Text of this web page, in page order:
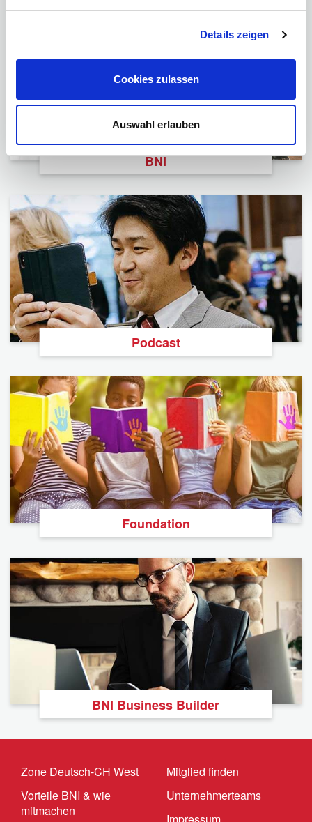
Details zeigen
Cookies zulassen
Auswahl erlauben
BNI
Podcast
Foundation
BNI Business Builder
Zone Deutsch-CH West
Vorteile BNI & wie
mitmachen
Mitglied finden
Unternehmerteams